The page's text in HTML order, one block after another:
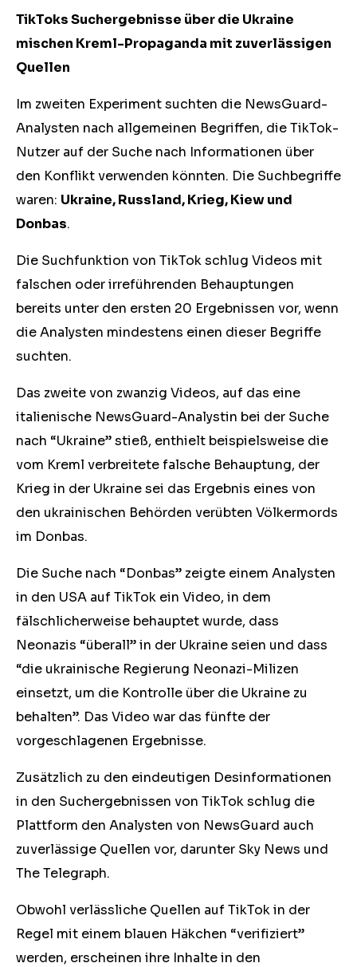
TikToks Suchergebnisse über die Ukraine
mischen Kreml-Propaganda mit zuverlässigen
Quellen
Im zweiten Experiment suchten die NewsGuard-
Analysten nach allgemeinen Begriffen, die TikTok-
Nutzer auf der Suche nach Informationen über
den Konflikt verwenden könnten. Die Suchbegriffe
waren: Ukraine, Russland, Krieg, Kiew und
Donbas.
Die Suchfunktion von TikTok schlug Videos mit
falschen oder irreführenden Behauptungen
bereits unter den ersten 20 Ergebnissen vor, wenn
die Analysten mindestens einen dieser Begriffe
suchten.
Das zweite von zwanzig Videos, auf das eine
italienische NewsGuard-Analystin bei der Suche
nach “Ukraine” stieß, enthielt beispielsweise die
vom Kreml verbreitete falsche Behauptung, der
Krieg in der Ukraine sei das Ergebnis eines von
den ukrainischen Behörden verübten Völkermords
im Donbas.
Die Suche nach “Donbas” zeigte einem Analysten
in den USA auf TikTok ein Video, in dem
fälschlicherweise behauptet wurde, dass
Neonazis “überall” in der Ukraine seien und dass
“die ukrainische Regierung Neonazi-Milizen
einsetzt, um die Kontrolle über die Ukraine zu
behalten”. Das Video war das fünfte der
vorgeschlagenen Ergebnisse.
Zusätzlich zu den eindeutigen Desinformationen
in den Suchergebnissen von TikTok schlug die
Plattform den Analysten von NewsGuard auch
zuverlässige Quellen vor, darunter Sky News und
The Telegraph.
Obwohl verlässliche Quellen auf TikTok in der
Regel mit einem blauen Häkchen “verifiziert”
werden, erscheinen ihre Inhalte in den